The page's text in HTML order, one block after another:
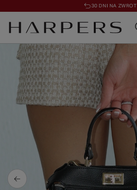
30 DNI NA ZWROT